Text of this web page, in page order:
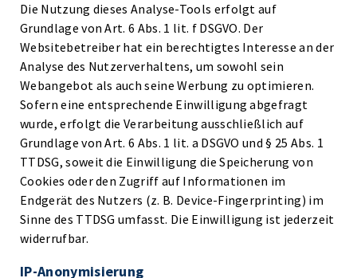
Die Nutzung dieses Analyse-Tools erfolgt auf
Grundlage von Art. 6 Abs. 1 lit. f DSGVO. Der
Websitebetreiber hat ein berechtigtes Interesse an der
Analyse des Nutzerverhaltens, um sowohl sein
Webangebot als auch seine Werbung zu optimieren.
Sofern eine entsprechende Einwilligung abgefragt
wurde, erfolgt die Verarbeitung ausschließlich auf
Grundlage von Art. 6 Abs. 1 lit. a DSGVO und § 25 Abs. 1
TTDSG, soweit die Einwilligung die Speicherung von
Cookies oder den Zugriff auf Informationen im
Endgerät des Nutzers (z. B. Device-Fingerprinting) im
Sinne des TTDSG umfasst. Die Einwilligung ist jederzeit
widerrufbar.
IP-Anonymisierung